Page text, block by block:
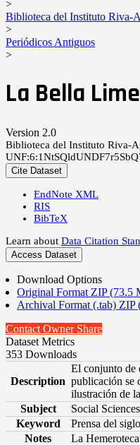
>
Biblioteca del Instituto Riva-
>
Periódicos Antiguos
>
La Bella
Version 2.0
Biblioteca del Instituto Riva-
Cite Dataset
EndNote XML
RIS
BibTeX
Learn about Data Citation
Access Dataset
Download Options
Original Format ZIP (73.5
Archival Format (.tab) ZIP
Contact Owner Share
Dataset Metrics
353 Downloads
Description
El conjunto de
publicación se
ilustración de
Subject
Social Sciences
Keyword
Prensa del
Notes
La